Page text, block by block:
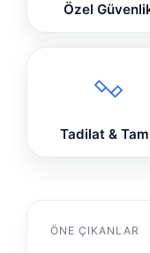
Özel
Tadilat &
ÖNE ÇIKANLAR